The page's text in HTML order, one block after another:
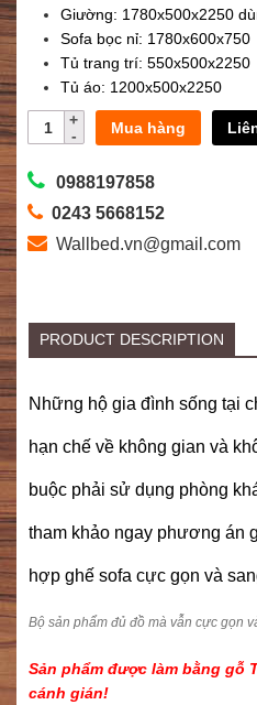
Giường: 1780x500x2250
Sofa bọc nỉ: 1780x600x750
Tủ trang trí: 550x500x2250
Tủ áo: 1200x500x2250
Mua hàng
0988197858
0243 5668152
Wallbed.vn@gmail.com
PRODUCT DESCRIPTION
Những hộ gia đình sống tại
hạn chế về không gian và
buộc phải sử dụng phòng
tham khảo ngay phương án
hợp ghế sofa cực gọn và
Bộ sản phẩm đủ đồ mà vẫn cực gọn
Sản phẩm được làm bằng gỗ
cánh gián!